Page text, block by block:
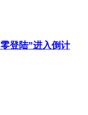
登陆”进入倒计